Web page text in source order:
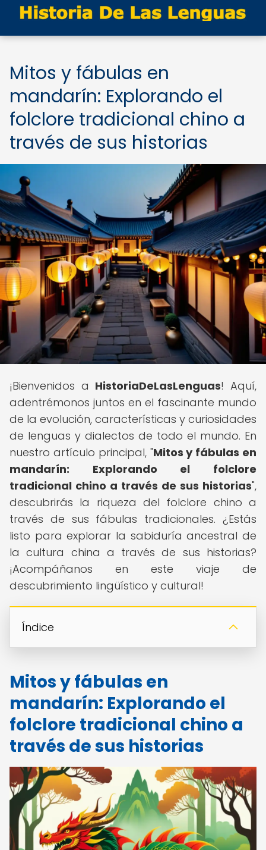
Mitos y fábulas en
mandarín: Explorando el
folclore tradicional chino a
través de sus historias
¡Bienvenidos a HistoriaDeLasLenguas! Aquí,
adentrémonos juntos en el fascinante mundo
de la evolución, características y curiosidades
de lenguas y dialectos de todo el mundo. En
nuestro artículo principal, "Mitos y fábulas en
mandarín: Explorando el folclore
tradicional chino a través de sus historias",
descubrirás la riqueza del folclore chino a
través de sus fábulas tradicionales. ¿Estás
listo para explorar la sabiduría ancestral de
la cultura china a través de sus historias?
¡Acompáñanos en este viaje de
descubrimiento lingüístico y cultural!
Índice
Mitos y fábulas en
mandarín: Explorando el
folclore tradicional chino a
través de sus historias